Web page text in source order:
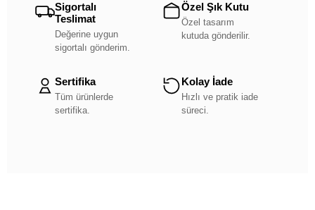
Sigortalı
Teslimat
Değerine uygun
sigortalı gönderim.
Özel Şık Kutu
Özel tasarım
kutuda gönderilir.
Sertifika
Tüm ürünlerde
sertifika.
Kolay İade
Hızlı ve pratik iade
süreci.